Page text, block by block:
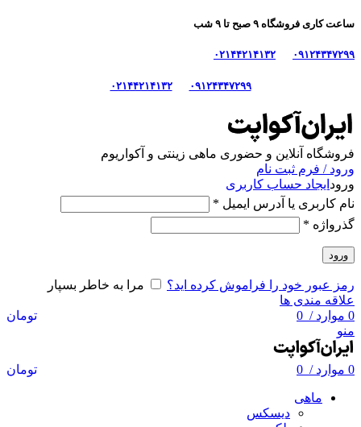
ساعت کاری فروشگاه ۹ صبح تا ۹ شب
۰۹۱۲۴۳۴۷۲۹۹ ۰۲۱۴۴۲۱۴۱۳۲
۰۹۱۲۴۳۴۷۲۹۹ ۰۲۱۴۴۲۱۴۱۳۲
فروشگاه آنلاین و حضوری ماهی‌ زینتی و آکواریوم
ورود / فرم ثبت نام
ورود ایجاد حساب کاربری
نام کاربری یا آدرس ایمیل *
گذرواژه *
ورود
رمز عبور خود را فراموش کرده اید؟
مرا به خاطر بسپار
علاقه مندی ها
0 موارد / تومان
منو
0 موارد / تومان
ماهی
دیسکس